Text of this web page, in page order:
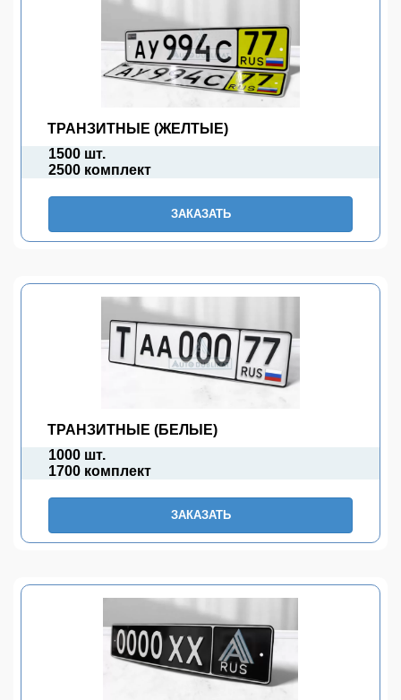
ТРАНЗИТНЫЕ (ЖЕЛТЫЕ)
1500 шт.
2500 комплект
ЗАКАЗАТЬ
ТРАНЗИТНЫЕ (БЕЛЫЕ)
1000 шт.
1700 комплект
ЗАКАЗАТЬ